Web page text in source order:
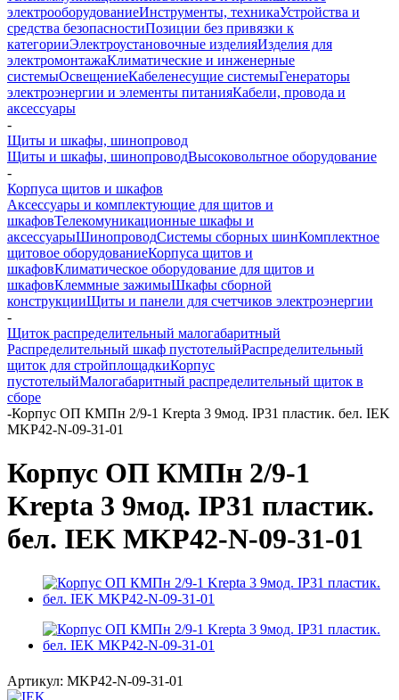
электрооборудованиеИнструменты, техникаУстройства и
средства безопасностиПозиции без привязки к
категорииЭлектроустановочные изделияИзделия для
электромонтажаКлиматические и инженерные
системыОсвещениеКабеленесущие системыГенераторы
электроэнергии и элементы питанияКабели, провода и
аксессуары
-
Щиты и шкафы, шинопровод
Щиты и шкафы, шинопроводВысоковольтное оборудование
-
Корпуса щитов и шкафов
Аксессуары и комплектующие для щитов и
шкафовТелекомуникационные шкафы и
аксессуарыШинопроводСистемы сборных шинКомплектное
щитовое оборудованиеКорпуса щитов и
шкафовКлиматическое оборудование для щитов и
шкафовКлеммные зажимыШкафы сборной
конструкцииЩиты и панели для счетчиков электроэнергии
-
Щиток распределительный малогабаритный
Распределительный шкаф пустотелыйРаспределительный
щиток для стройплощадкиКорпус
пустотелыйМалогабаритный распределительный щиток в
сборе
-Корпус ОП КМПн 2/9-1 Krepta 3 9мод. IP31 пластик. бел. IEK
MKP42-N-09-31-01
Корпус ОП КМПн 2/9-1
Krepta 3 9мод. IP31 пластик.
бел. IEK MKP42-N-09-31-01
Артикул: MKP42-N-09-31-01